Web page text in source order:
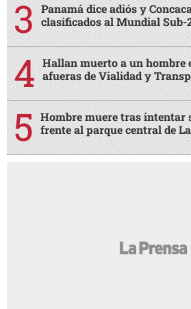
Panamá dice adiós y
clasificados al Mundial Sub-
Hallan muerto a un hombre
afueras de Vialidad y
Hombre muere tras intentar
frente al parque central de